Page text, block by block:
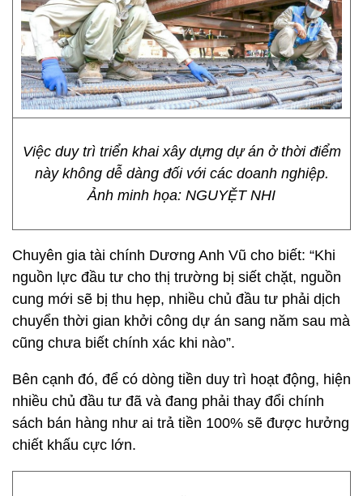
Việc duy trì triển khai xây dựng dự án ở thời điểm
này không dễ dàng đối với các doanh nghiệp.
Ảnh minh họa: NGUYỆT NHI
Chuyên gia tài chính Dương Anh Vũ cho biết: “Khi
nguồn lực đầu tư cho thị trường bị siết chặt, nguồn
cung mới sẽ bị thu hẹp, nhiều chủ đầu tư phải dịch
chuyển thời gian khởi công dự án sang năm sau mà
cũng chưa biết chính xác khi nào”.
Bên cạnh đó, để có dòng tiền duy trì hoạt động, hiện
nhiều chủ đầu tư đã và đang phải thay đổi chính
sách bán hàng như ai trả tiền 100% sẽ được hưởng
chiết khấu cực lớn.